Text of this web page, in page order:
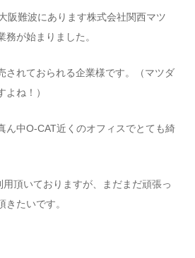
阪難波にあります株式会社関西マツ
務が始まりました。
されておられる企業様です。（マツダ
ね！）
ん中O-CAT近くのオフィスでとても綺
頂いておりますが、まだまだ頑張っ
きたいです。